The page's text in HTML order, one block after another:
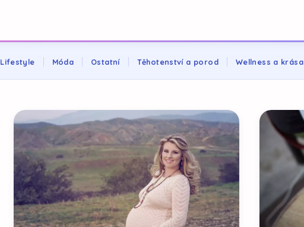
Lifestyle Móda Ostatní Těhotenství a porod Wellness a krása